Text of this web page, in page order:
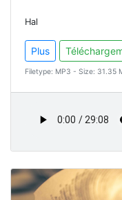
Hal
Plus
Filetype: MP3 - Size: 31.35